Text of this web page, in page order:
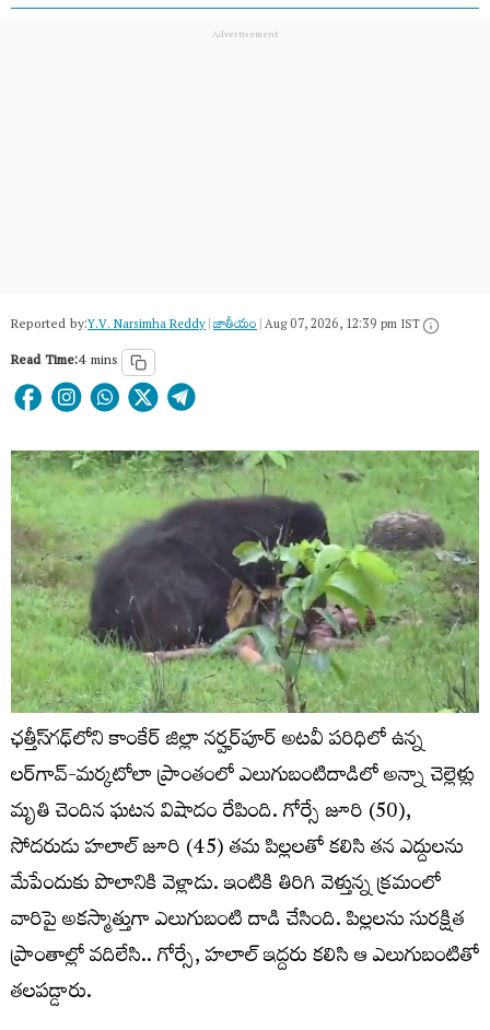
Reported by:Y.V. Narsimha Reddy|జాతీయం|Aug 07, 2026, 12:39 pm IST
Read Time:4 mins
ఛత్తీస్‌గఢ్‌లోని కాంకేర్ జిల్లా నర్హర్‌పూర్ అటవీ పరిధిలో ఉన్న
లర్‌గావ్-మర్కటోలా ప్రాంతంలో ఎలుగుబంటిదాడిలో అన్నా చెల్లెళ్లు
మృతి చెందిన ఘటన విషాదం రేపింది. గోర్సే జూరి (50),
సోదరుడు హలాల్ జూరి (45) తమ పిల్లలతో కలిసి తన ఎద్దులను
మేపేందుకు పొలానికి వెళ్లాడు. ఇంటికి తిరిగి వెళ్తున్న క్రమంలో
వారిపై అకస్మాత్తుగా ఎలుగుబంటి దాడి చేసింది. పిల్లలను సురక్షిత
ప్రాంతాల్లో వదిలేసి.. గోర్సే, హలాల్ ఇద్దరు కలిసి ఆ ఎలుగుబంటితో
తలపడ్డారు.